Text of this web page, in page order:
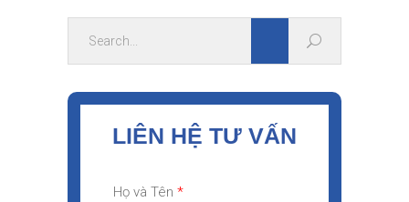
LIÊN HỆ TƯ VẤN
Họ và Tên *